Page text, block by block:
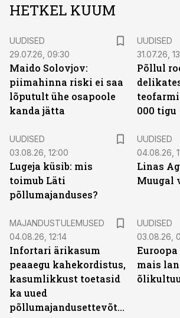
HETKEL KUUM
UUDISED
29.07.26, 09:30
Maido Solovjov:
piimahinna riski ei saa
lõputult ühe osapoole
kanda jätta
UUDISED
31.07.26,
Põllul
000 tigu
UUDISED
03.08.26, 12:00
Lugeja küsib: mis
toimub Läti
põllumajanduses?
UUDISED
04.08.26,
Linas
Muugal
MAJANDUSTULEMUSED
04.08.26, 12:14
Infortari ärikasum
peaaegu kahekordistus,
kasumlikkust toetasid
ka uued
põllumajandusettevõtted
UUDISED
03.08.26,
mais